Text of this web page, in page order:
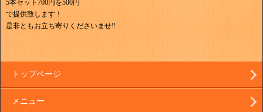
5本セット700円を500円
で提供致します！
是非ともお立ち寄りくださいませ‼
トップページ
メニュー